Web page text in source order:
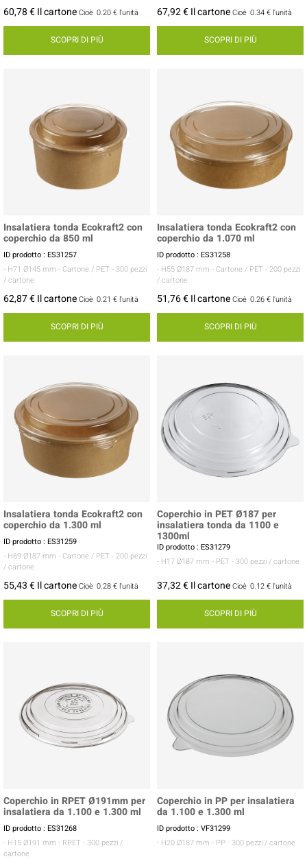
60,78 € Il cartoneCioè 0.20 € l'unità
SCOPRI DI PIÙ
67,92 € Il cartoneCioè 0.34 € l'unità
SCOPRI DI PIÙ
Insalatiera tonda Ecokraft2 con
coperchio da 850 ml
ID prodotto : ES31257
- H71 Ø145 mm - Cartone / PET - 300 pezzi
/ cartone
62,87 € Il cartoneCioè 0.21 € l'unità
SCOPRI DI PIÙ
Insalatiera tonda Ecokraft2 con
coperchio da 1.070 ml
ID prodotto : ES31258
- H55 Ø187 mm - Cartone / PET - 200 pezzi
/ cartone
51,76 € Il cartoneCioè 0.26 € l'unità
SCOPRI DI PIÙ
Insalatiera tonda Ecokraft2 con
coperchio da 1.300 ml
ID prodotto : ES31259
- H69 Ø187 mm - Cartone / PET - 200 pezzi
/ cartone
55,43 € Il cartoneCioè 0.28 € l'unità
SCOPRI DI PIÙ
Coperchio in PET Ø187 per
insalatiera tonda da 1100 e
1300ml
ID prodotto : ES31279
- H17 Ø187 mm - PET - 300 pezzi / cartone
37,32 € Il cartoneCioè 0.12 € l'unità
SCOPRI DI PIÙ
Coperchio in RPET Ø191mm per
insalatiera da 1.100 e 1.300 ml
ID prodotto : ES31268
- H15 Ø191 mm - RPET - 300 pezzi /
cartone
Coperchio in PP per insalatiera
da 1.100 e 1.300 ml
ID prodotto : VF31299
- H20 Ø187 mm - PP - 300 pezzi / cartone